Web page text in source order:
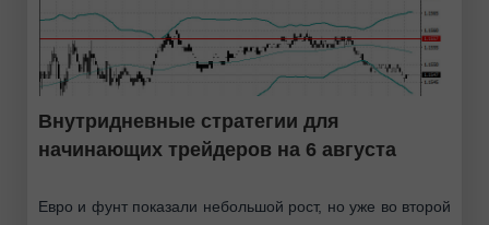
Внутридневные стратегии для
начинающих трейдеров на 6 августа
Евро и фунт показали небольшой рост, но уже во второй